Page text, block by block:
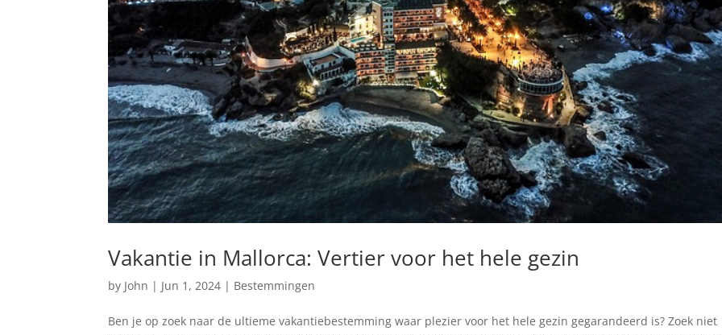
Vakantie in Mallorca: Vertier voor het hele gezin
by John | Jun 1, 2024 | Bestemmingen
Ben je op zoek naar de ultieme vakantiebestemming waar plezier voor het hele gezin gegarandeerd is? Zoek niet